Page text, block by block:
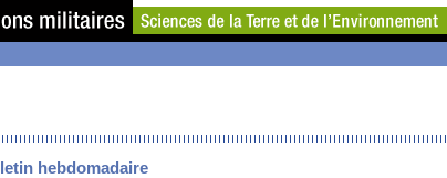
hebdomadaire